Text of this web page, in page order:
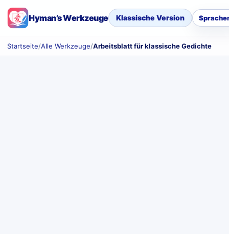
Hyman’s Werkzeuge Klassische Version
Startseite/Alle Werkzeuge/Arbeitsblatt für klassische Gedichte